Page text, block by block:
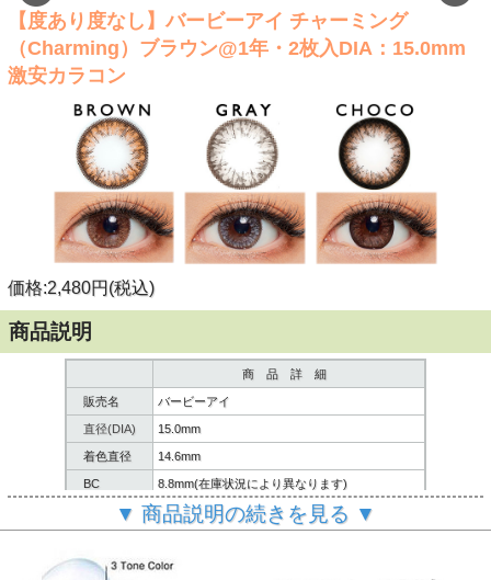
【度あり度なし】バービーアイ チャーミング
（Charming）ブラウン@1年・2枚入DIA：15.0mm
激安カラコン
価格:2,480円(税込)
商品説明
商 品 詳 細
販売名 バービーアイ
直径(DIA) 15.0mm
着色直径 14.6mm
BC 8.8mm(在庫状況により異なります)
38%
製造方法 サンドイッチ製法
▼ 商品説明の続きを見る ▼